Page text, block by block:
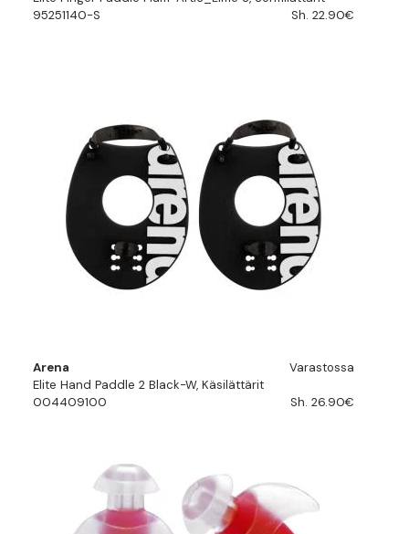
95251140-S
Sh. 22.90€
Arena
Varastossa
Elite Hand Paddle 2 Black-W, Käsilättärit
004409100
Sh. 26.90€